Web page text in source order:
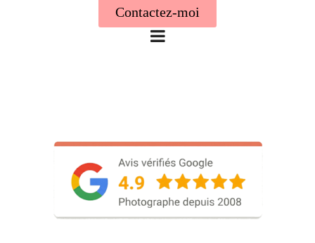
Contactez-moi